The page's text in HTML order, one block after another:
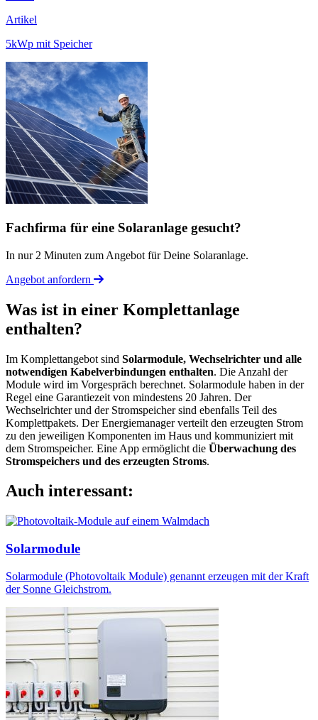
Artikel
5kWp mit Speicher
Fachfirma für eine Solaranlage gesucht?
In nur 2 Minuten zum Angebot für Deine Solaranlage.
Angebot anfordern
Was ist in einer Komplettanlage
enthalten?
Im Komplettangebot sind Solarmodule, Wechselrichter und alle
notwendigen Kabelverbindungen enthalten. Die Anzahl der
Module wird im Vorgespräch berechnet. Solarmodule haben in der
Regel eine Garantiezeit von mindestens 20 Jahren. Der
Wechselrichter und der Stromspeicher sind ebenfalls Teil des
Komplettpakets. Der Energiemanager verteilt den erzeugten Strom
zu den jeweiligen Komponenten im Haus und kommuniziert mit
dem Stromspeicher. Eine App ermöglicht die Überwachung des
Stromspeichers und des erzeugten Stroms.
Auch interessant:
Solarmodule
Solarmodule (Photovoltaik Module) genannt erzeugen mit der Kraft
der Sonne Gleichstrom.